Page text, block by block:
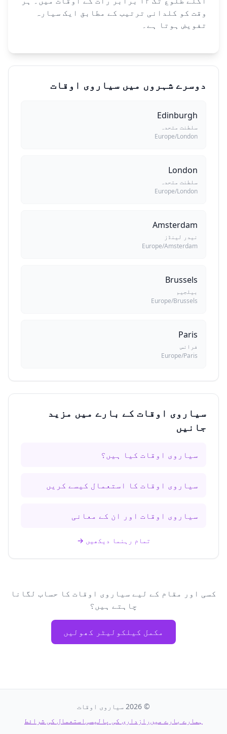
وقت کو کلدانی ترتیب کے مطابق ایک سیارہ
تفویض ہوتا ہے۔
دوسرے شہروں میں سیاروی اوقات
Edinburgh
سلطنت متحدہ
Europe/London
London
سلطنت متحدہ
Europe/London
Amsterdam
نیدر لینڈز
Europe/Amsterdam
Brussels
بیلجیم
Europe/Brussels
Paris
فرانس
Europe/Paris
سیاروی اوقات کے بارے میں مزید
جانیں
سیاروی اوقات کیا ہیں؟
سیاروی اوقات کا استعمال کیسے کریں
سیاروی اوقات اور ان کے معانی
تمام رہنما دیکھیں →
کسی اور مقام کے لیے سیاروی اوقات کا حساب لگانا
چاہتے ہیں؟
مکمل کیلکولیٹر کھولیں
©
2026 سیاروی اوقات
ہمارے بارے میںرازداری کی پالیسی استعمال کی شرائط